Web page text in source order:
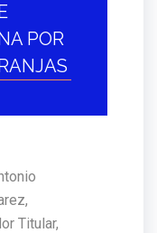
POR
Titular,